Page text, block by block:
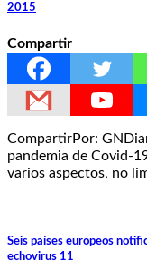
2015
Compartir
CompartirPor:
pandemia de Covid-
varios aspectos, no
Seis países europeos
echovirus 11